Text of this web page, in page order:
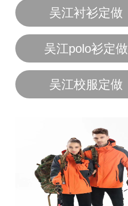
吴江衬衫定做
吴江polo衫定做
吴江校服定做